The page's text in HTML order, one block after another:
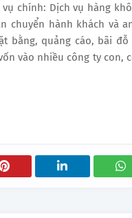
chính: Dịch vụ hàng
chuyển hành khách và
bằng, quảng cáo, bãi đỗ
vào nhiều công ty con,